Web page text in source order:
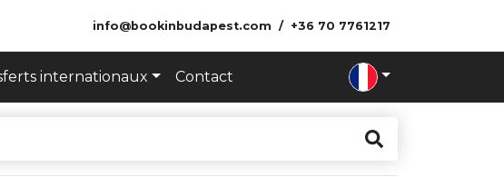
info@bookinbudapest.com +36 70 7761217
internationaux Contact